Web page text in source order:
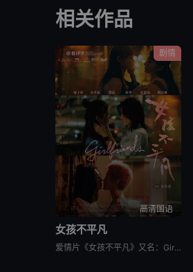
相关作品
剧情
高清国语
女孩不平凡
爱情片《女孩不平凡》又名：Girlfriends，讲述了：17岁的欣，身处去哪都不超过三十分钟的澳门。她的生活平凡，直到遇见学姐菲才开始思考自己是否可以过更多姿多彩的生活。22岁时，她在台湾就读新闻系